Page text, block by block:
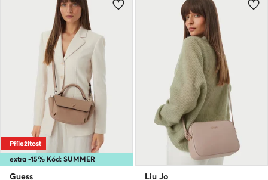
extra -15% Kód: SUMMER
Příležitost
Guess
Liu Jo